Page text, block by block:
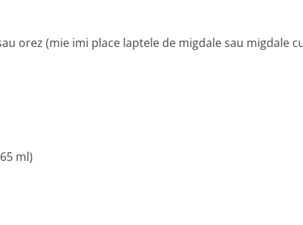
orez (mie imi place laptele de migdale sau migdale
ml)